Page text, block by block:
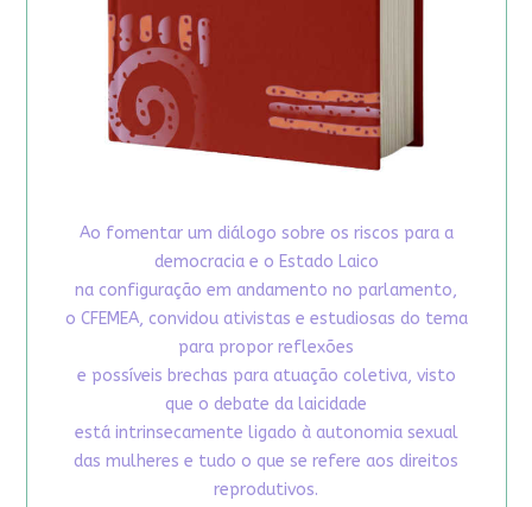
Ao fomentar um diálogo sobre os riscos para a
democracia e o Estado Laico
na configuração em andamento no parlamento,
o CFEMEA, convidou ativistas e estudiosas do tema
para propor reflexões
e possíveis brechas para atuação coletiva, visto
que o debate da laicidade
está intrinsecamente ligado à autonomia sexual
das mulheres e tudo o que se refere aos direitos
reprodutivos.